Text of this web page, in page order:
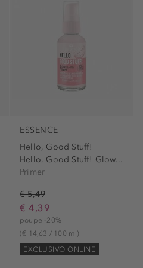
ESSENCE
Hello, Good Stuff!
Hello, Good Stuff! Glow...
Primer
€ 5,49
€ 4,39
poupe -20%
(€ 14,63 / 100 ml)
EXCLUSIVO ONLINE